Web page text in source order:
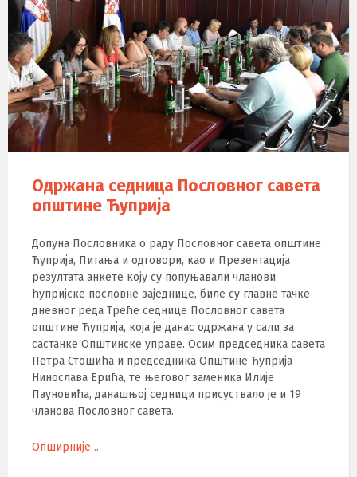
Одржана седница Пословног савета
општине Ћуприја
Допуна Пословника о раду Пословног савета општине
Ћуприја, Питања и одговори, као и Презентација
резултата анкете коју су попуњавали чланови
ћупријске пословне заједнице, биле су главне тачке
дневног реда Треће седнице Пословног савета
општине Ћуприја, која је данас одржана у сали за
састанке Општинске управе. Осим председника савета
Петра Стошића и председника Општине Ћуприја
Нинослава Ерића, те његовог заменика Илије
Пауновића, данашњој седници присуствало је и 19
чланова Пословног савета.
Опширније ..